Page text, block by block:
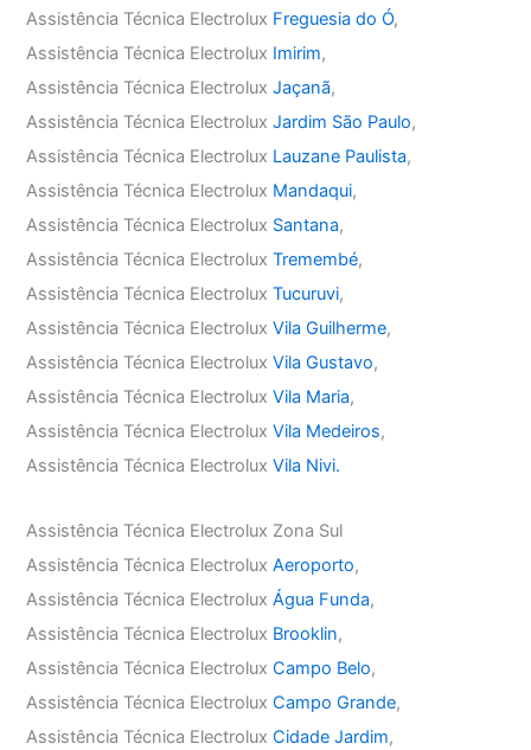
Assistência Técnica Electrolux Freguesia do Ó,
Assistência Técnica Electrolux Imirim,
Assistência Técnica ElectroluxJaçanã,
Assistência Técnica ElectroluxJardim São Paulo,
Assistência Técnica Electrolux Lauzane Paulista,
Assistência Técnica Electrolux Mandaqui,
Assistência Técnica Electrolux Santana,
Assistência Técnica ElectroluxTremembé,
Assistência Técnica ElectroluxTucuruvi,
Assistência Técnica ElectroluxVila Guilherme,
Assistência Técnica ElectroluxVila Gustavo,
Assistência Técnica ElectroluxVila Maria,
Assistência Técnica ElectroluxVila Medeiros,
Assistência Técnica ElectroluxVila Nivi.
Assistência Técnica Electrolux Zona Sul
Assistência Técnica ElectroluxAeroporto,
Assistência Técnica ElectroluxÁgua Funda,
Assistência Técnica Electrolux Brooklin,
Assistência Técnica ElectroluxCampo Belo,
Assistência Técnica ElectroluxCampo Grande,
Assistência Técnica ElectroluxCidade Jardim,